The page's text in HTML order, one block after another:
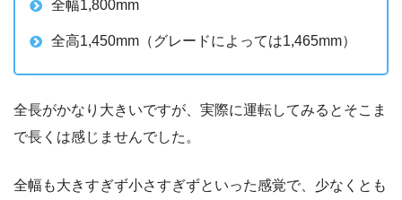
全幅1,800mm
全高1,450mm（グレードによっては1,465mm）
全長がかなり大きいですが、実際に運転してみるとそこま
で長くは感じませんでした。
全幅も大きすぎず小さすぎずといった感覚で、少なくとも